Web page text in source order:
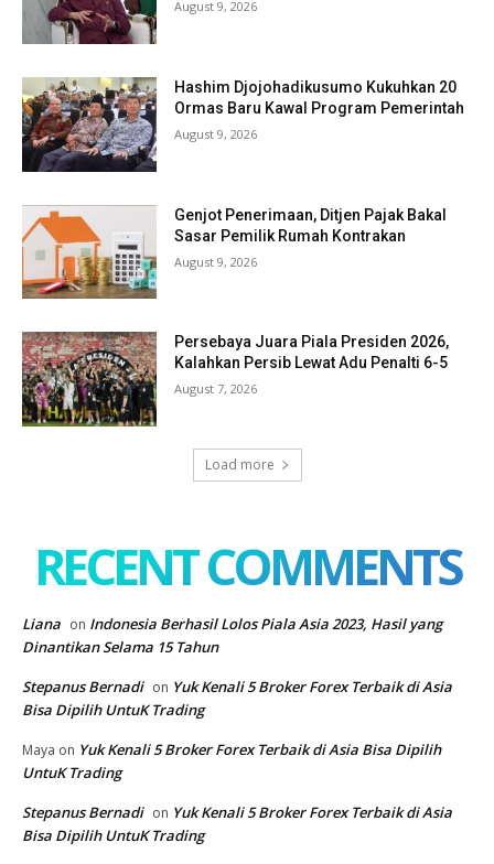
August 9, 2026
Hashim Djojohadikusumo Kukuhkan 20
Ormas Baru Kawal Program Pemerintah
August 9, 2026
Genjot Penerimaan, Ditjen Pajak Bakal
Sasar Pemilik Rumah Kontrakan
August 9, 2026
Persebaya Juara Piala Presiden 2026,
Kalahkan Persib Lewat Adu Penalti 6-5
August 7, 2026
Load more
RECENT COMMENTS
Liana on Indonesia Berhasil Lolos Piala Asia 2023, Hasil yang
Dinantikan Selama 15 Tahun
Stepanus Bernadi on Yuk Kenali 5 Broker Forex Terbaik di Asia
Bisa Dipilih UntuK Trading
Maya on Yuk Kenali 5 Broker Forex Terbaik di Asia Bisa Dipilih
UntuK Trading
Stepanus Bernadi on Yuk Kenali 5 Broker Forex Terbaik di Asia
Bisa Dipilih UntuK Trading